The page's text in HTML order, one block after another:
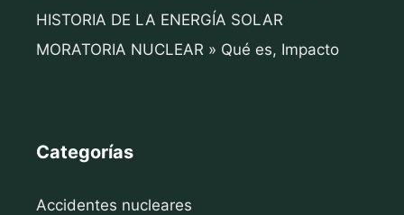
HISTORIA DE LA ENERGÍA SOLAR
MORATORIA NUCLEAR » Qué es, Impacto
Categorías
Accidentes nucleares